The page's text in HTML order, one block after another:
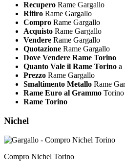
Recupero Rame Gargallo
Ritiro Rame Gargallo
Compro Rame Gargallo
Acquisto Rame Gargallo
Vendere Rame Gargallo
Quotazione Rame Gargallo
Dove Vendere Rame Torino
Quanto Vale il Rame Torino a
Prezzo Rame Gargallo
Smaltimento Metallo Rame
Rame Euro al Grammo Torino
Rame Torino
Nichel
Compro Nichel Torino